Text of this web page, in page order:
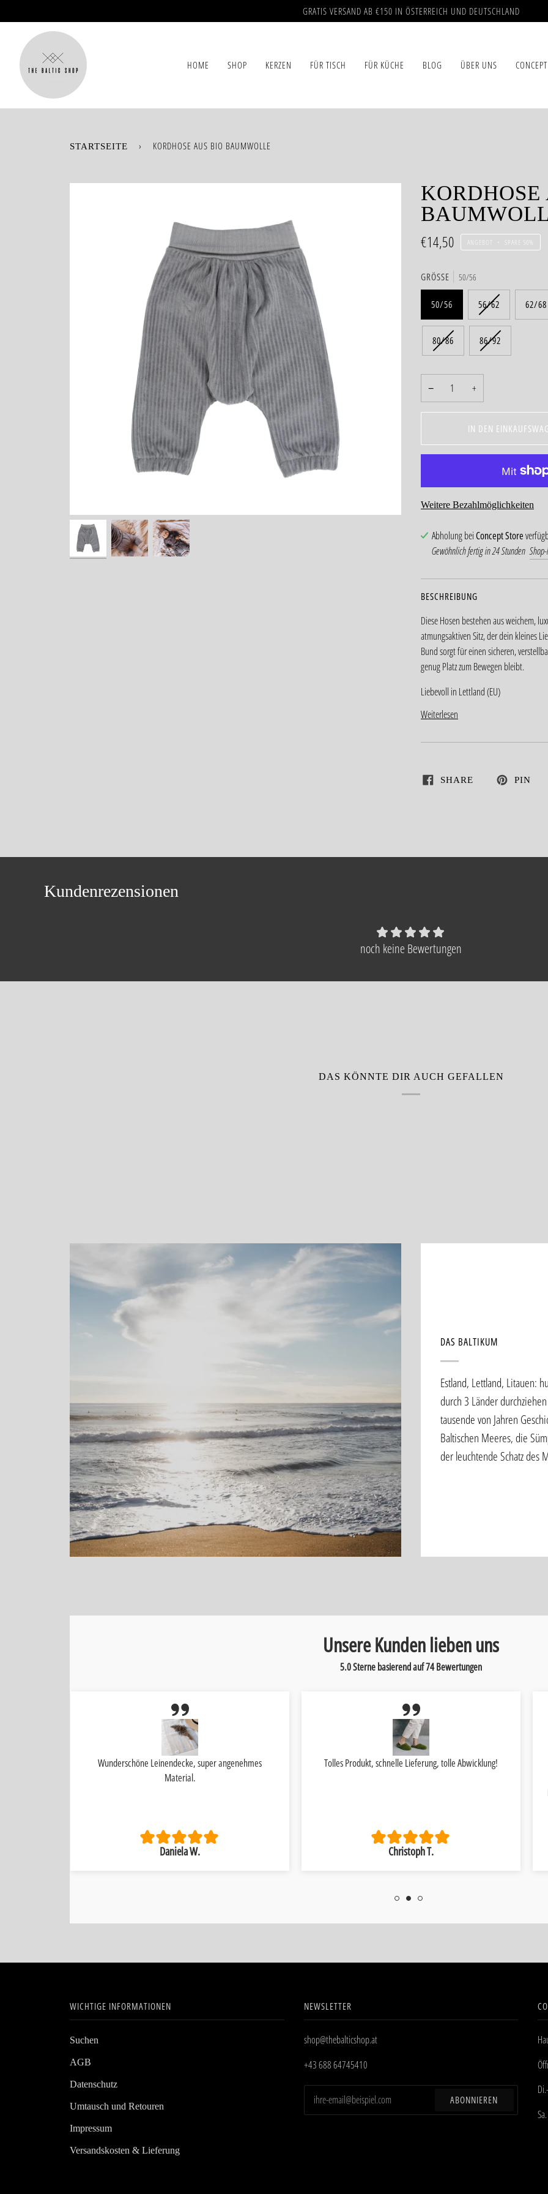
zum
GRATIS VERSAND AB €150 IN ÖSTERREICH UND DEUTSCHLAND
HOME SHOP KERZEN FÜR TISCH FÜR KÜCHE BLOG ÜBER UNS
STARTSEITE › KORDHOSE AUS BIO BAUMWOLLE
€14,50 ANGEBOT SPARE 50%
GRÖSSE 50/56
50/56 56/62 62/68
80/86 86/92
− +
IN DEN
Weitere Bezahlmöglichkeiten
Abholung beiConcept Store
Gewöhnlich fertig in 24 Stunden
BESCHREIBUNG
Diese Hosen bestehen aus weichem,
atmungsaktiven Sitz, der dein kleines
Bund sorgt für einen sicheren,
genug Platz zum Bewegen bleibt.
Liebevoll in Lettland (EU)
Weiterlesen
SHARE PIN
Kundenrezensionen
noch keine Bewertungen
DAS KÖNNTE DIR AUCH GEFALLEN
DAS BALTIKUM
Estland, Lettland, Litauen:
durch 3 Länder
tausende von Jahren
Baltischen Meeres, die
der leuchtende Schatz des
Unsere Kunden lieben uns
5.0 Sterne basierend auf74Bewertungen
Wunderschöne Leinendecke, super angenehmes
Material.
Daniela W.
Tolles Produkt, schnelle Lieferung, tolle Abwicklung!
Christoph T.
WICHTIGE INFORMATIONEN
Suchen
AGB
Datenschutz
Umtausch und Retouren
Impressum
Versandskosten & Lieferung
NEWSLETTER
shop@thebalticshop.at
+43 688 64745410
ABONNIEREN